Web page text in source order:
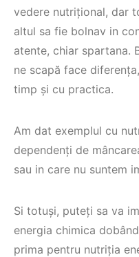
vedere nutrițional, dar
altul sa fie bolnav in
atente, chiar spartana.
ne scapă face
timp și cu practica.
Am dat exemplul cu
dependenți de
sau in care nu suntem
Si totuși, puteți sa va
energia chimica
prima pentru nutriția